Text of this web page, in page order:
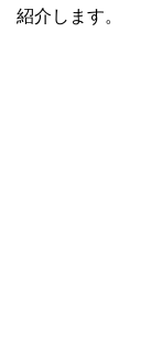
紹介します。